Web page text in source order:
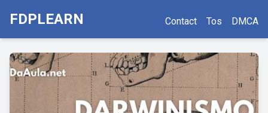
FDPLEARN Contact Tos DMCA